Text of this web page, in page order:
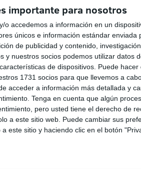
importante para nosotros
o accedemos a información en un
únicos e información estándar enviada
de publicidad y contenido,
y nuestros socios podemos utilizar datos
de dispositivos. Puede hacer
1731 socios para que llevemos a
acceder a información más detallada y
Tenga en cuenta que algún
pero usted tiene el derecho de
a este sitio web. Puede cambiar sus
este sitio y haciendo clic en el botón
Europa no es una nación:
tiene que nacer de una
el concepto de nación”, ha
sientan interesados por la
no compra la voluntad de los
de que ese trabajo se